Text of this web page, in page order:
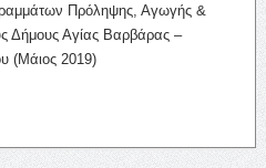
Πρόληψης, Αγωγής &
Δήμους Αγίας Βαρβάρας –
(Μάιος 2019)